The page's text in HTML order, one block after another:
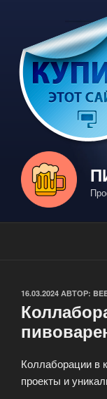
содержимому
ОПУБЛИКОВАНО
16.03.2024 АВТОР:
Коллаборации в
проекты и